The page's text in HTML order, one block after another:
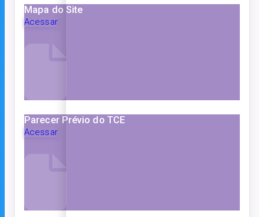
Mapa do Site
Acessar
Parecer Prévio do TCE
Acessar